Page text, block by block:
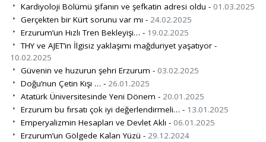
Kardiyoloji Bölümü şifanın ve şefkatin adresi oldu - 01.03.2025
Gerçekten bir Kürt sorunu var mı - 24.02.2025
Erzurum’un Hızlı Tren Bekleyişi… - 19.02.2025
THY ve AJET’in İlgisiz yaklaşımı mağduriyet yaşatıyor -
10.02.2025
Güvenin ve huzurun şehri Erzurum - 03.02.2025
Doğu’nun Çetin Kışı … - 26.01.2025
Atatürk Üniversitesinde Yeni Dönem - 20.01.2025
Erzurum bu fırsatı çok iyi değerlendirmeli… - 13.01.2025
Emperyalizmin Hesapları ve Devlet Aklı - 06.01.2025
Erzurum’un Gölgede Kalan Yüzü - 29.12.2024